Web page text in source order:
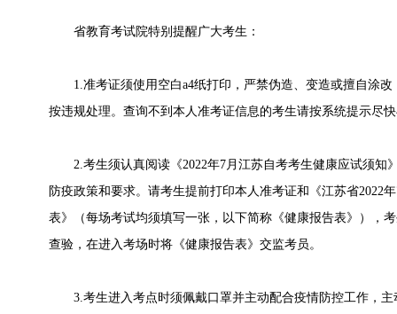
省教育考试院特别提醒广大考生：
1.准考证须使用空白a4纸打印，严禁伪造、变造或擅自涂改
按违规处理。查询不到本人准考证信息的考生请按系统提示尽
2.考生须认真阅读《2022年7月江苏自考考生健康应试须知
防疫政策和要求。请考生提前打印本人准考证和《江苏省2022
表》（每场考试均须填写一张，以下简称《健康报告表》），
查验，在进入考场时将《健康报告表》交监考员。
3.考生进入考点时须佩戴口罩并主动配合疫情防控工作，主